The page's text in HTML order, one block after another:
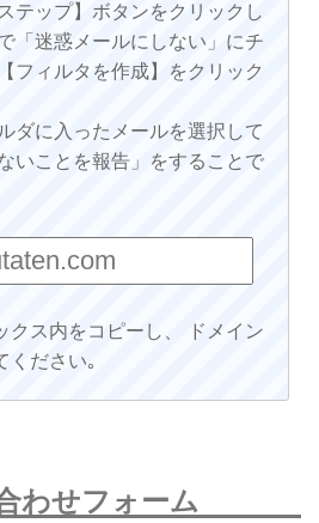
テップ】ボタンをクリックし
「迷惑メールにしない」にチ
フィルタを作成】をクリック
ダに入ったメールを選択して
いことを報告」をすることで
クス内をコピーし、 ドメイン
ください｡
わせフォーム